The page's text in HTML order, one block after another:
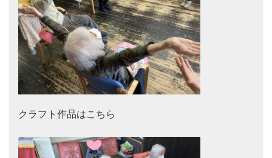
クラフト作品はこちら